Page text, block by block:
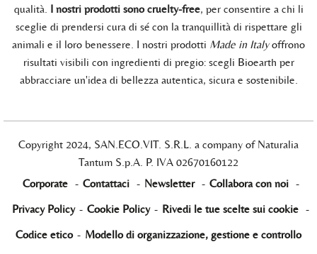
qualità. I nostri prodotti sono cruelty-free, per consentire a chi li
sceglie di prendersi cura di sé con la tranquillità di rispettare gli
animali e il loro benessere. I nostri prodotti Made in Italyoffrono
risultati visibili con ingredienti di pregio: scegli Bioearth per
abbracciare un'idea di bellezza autentica, sicura e sostenibile.
Copyright 2024, SAN.ECO.VIT. S.R.L. a company of Naturalia
Tantum S.p.A. P. IVA 02670160122
Corporate - Contattaci - Newsletter - Collabora con noi -
Privacy Policy - Cookie Policy - Rivedi le tue scelte sui cookie -
Codice etico - Modello di organizzazione, gestione e controllo